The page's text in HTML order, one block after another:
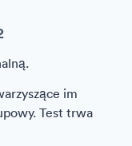
im
Test trwa